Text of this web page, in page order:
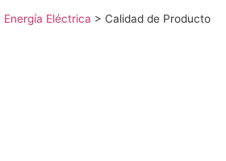
Energía Eléctrica > Calidad de Producto